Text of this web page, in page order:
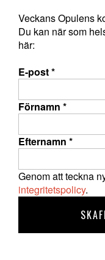
Veckans Opulens
Du kan när som
här:
E-post*
Förnamn *
Efternamn *
Genom att teckna
integritetspolicy.